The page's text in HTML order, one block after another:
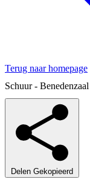
Terug naar homepage
Schuur - Benedenzaal
Delen Gekopieerd